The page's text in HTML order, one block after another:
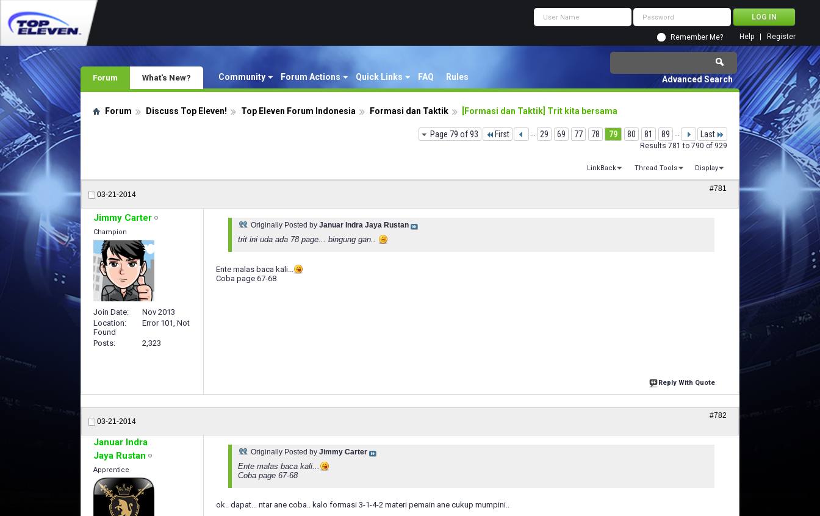
Remember Me? Register
Help
Forum Community Forum Actions Quick Links FAQ Rules
What's New? Advanced Search
Forum Discuss Top Eleven! Top Eleven Forum Indonesia Formasi dan Taktik [Formasi dan Taktik] Trit kita bersama
Page 79 of 93 First ... 29 69 77 78 79 80 81 89 ... Last
Results 781 to 790 of 929
LinkBack Thread Tools Display
03-21-2014
#781
Jimmy Carter
Champion
Join Date
Nov 2013
Location
Error 101, Not
Found
Posts
2,323
Originally Posted by Januar Indra Jaya Rustan
trit ini uda ada 78 page... bingung gan..
Ente malas baca kali...
Coba page 67-68
Reply With Quote
03-21-2014
#782
Januar Indra
Jaya Rustan
Apprentice
Originally Posted by Jimmy Carter
Ente malas baca kali...
Coba page 67-68
ok.. dapat... ntar ane coba.. kalo formasi 3-1-4-2 materi pemain ane cukup mumpini..